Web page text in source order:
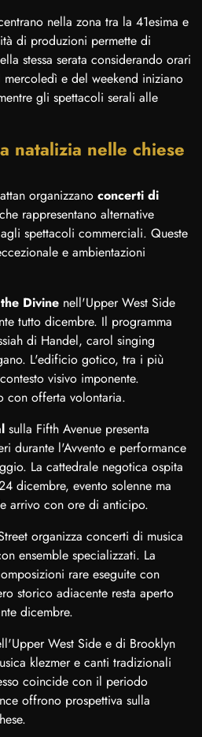
nella zona tra la 41esima e
di produzioni permette di
stessa serata considerando orari
e del weekend iniziano
gli spettacoli serali alle
natalizia nelle chiese
organizzano concerti di
che rappresentano alternative
spettacoli commerciali. Queste
e ambientazioni
Divine nell'Upper West Side
tutto dicembre. Il programma
di Handel, carol singing
L'edificio gotico, tra i più
visivo imponente.
con offerta volontaria.
sulla Fifth Avenue presenta
durante l'Avvento e performance
La cattedrale negotica ospita
dicembre, evento solenne ma
arrivo con ore di anticipo.
organizza concerti di musica
ensemble specializzati. La
rare eseguite con
storico adiacente resta aperto
dicembre.
West Side e di Brooklyn
klezmer e canti tradizionali
coincide con il periodo
offrono prospettiva sulla